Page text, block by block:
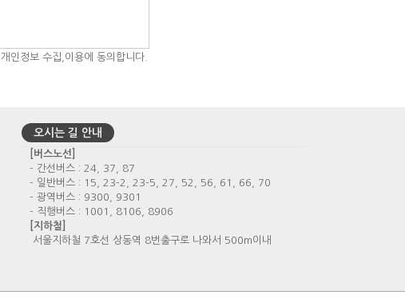
개인정보 수집,이용에 동의합니다.
오시는 길 안내
[버스노선]
- 간선버스 : 24, 37, 87
- 일반버스 : 15, 23-2, 23-5, 27, 52, 56, 61, 66, 70
- 광역버스 : 9300, 9301
- 직행버스 : 1001, 8106, 8906
[지하철]
서울지하철 7호선 상동역 8번출구로 나와서 500m이내